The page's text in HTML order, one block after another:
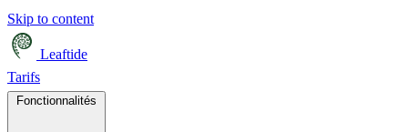
Skip to content
Leaftide
Tarifs